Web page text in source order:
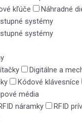
kľúče
Náhradné
systémy
systémy
Digitálne a
Kódové klávesníce
média
náramky
RFID